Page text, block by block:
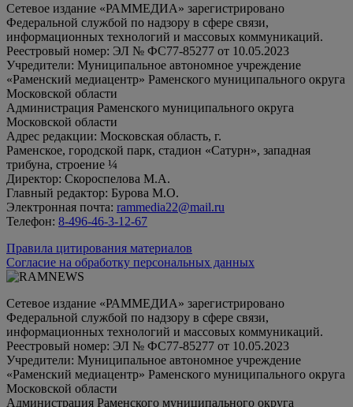
Сетевое издание «РАММЕДИА» зарегистрировано
Федеральной службой по надзору в сфере связи,
информационных технологий и массовых коммуникаций.
Реестровый номер: ЭЛ № ФС77-85277 от 10.05.2023
Учредители: Муниципальное автономное учреждение
«Раменский медиацентр» Раменского муниципального округа
Московской области
Администрация Раменского муниципального округа
Московской области
Адрес редакции: Московская область, г.
Раменское, городской парк, стадион «Сатурн», западная
трибуна, строение ¼
Директор: Скороспелова М.А.
Главный редактор: Бурова М.О.
Электронная почта: rammedia22@mail.ru
Телефон: 8-496-46-3-12-67
Правила цитирования материалов
Согласие на обработку персональных данных
Сетевое издание «РАММЕДИА» зарегистрировано
Федеральной службой по надзору в сфере связи,
информационных технологий и массовых коммуникаций.
Реестровый номер: ЭЛ № ФС77-85277 от 10.05.2023
Учредители: Муниципальное автономное учреждение
«Раменский медиацентр» Раменского муниципального округа
Московской области
Администрация Раменского муниципального округа